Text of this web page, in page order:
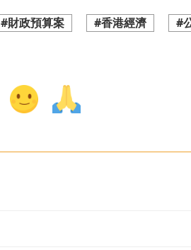
#財政預算案 #香港經濟
#